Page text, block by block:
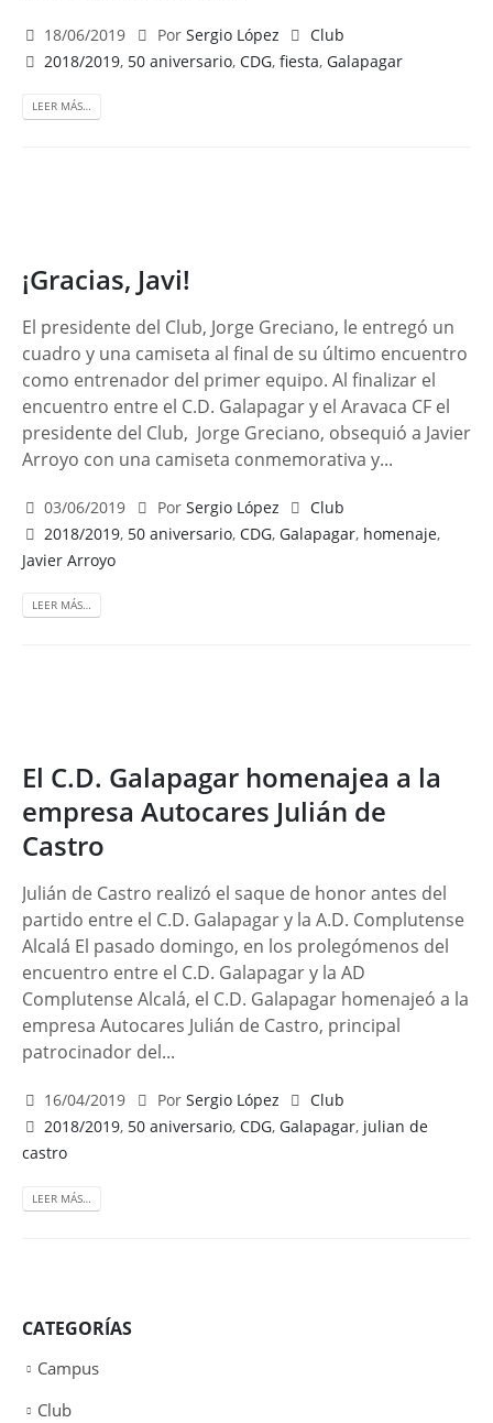
18/06/2019 Por Sergio López
Club
2018/2019, 50 aniversario,CDG,fiesta,Galapagar
LEER MÁS…
¡Gracias, Javi!
El presidente del Club, Jorge Greciano, le entregó un
cuadro y una camiseta al final de su último encuentro
como entrenador del primer equipo. Al finalizar el
encuentro entre el C.D. Galapagar y el Aravaca CF el
presidente del Club, Jorge Greciano, obsequió a Javier
Arroyo con una camiseta conmemorativa y...
03/06/2019 Por Sergio López
Club
2018/2019, 50 aniversario,CDG,Galapagar, homenaje,
Javier Arroyo
LEER MÁS…
El C.D. Galapagar homenajea a la
empresa Autocares Julián de
Castro
Julián de Castro realizó el saque de honor antes del
partido entre el C.D. Galapagar y la A.D. Complutense
Alcalá El pasado domingo, en los prolegómenos del
encuentro entre el C.D. Galapagar y la AD
Complutense Alcalá, el C.D. Galapagar homenajeó a la
empresa Autocares Julián de Castro, principal
patrocinador del...
16/04/2019 Por Sergio López
Club
2018/2019, 50 aniversario,CDG,Galapagar, julian de
castro
LEER MÁS…
CATEGORÍAS
Campus
Club